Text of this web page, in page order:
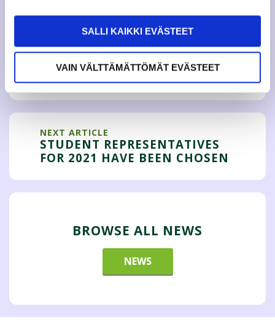
SALLI KAIKKI EVÄSTEET
VAIN VÄLTTÄMÄTTÖMÄT EVÄSTEET
PREVIOUS ARTICLE
JAMKO'S GYM IS CLOSED FOR
NEXT ARTICLE
STUDENT REPRESENTATIVES
FOR 2021 HAVE BEEN CHOSEN
BROWSE ALL NEWS
NEWS